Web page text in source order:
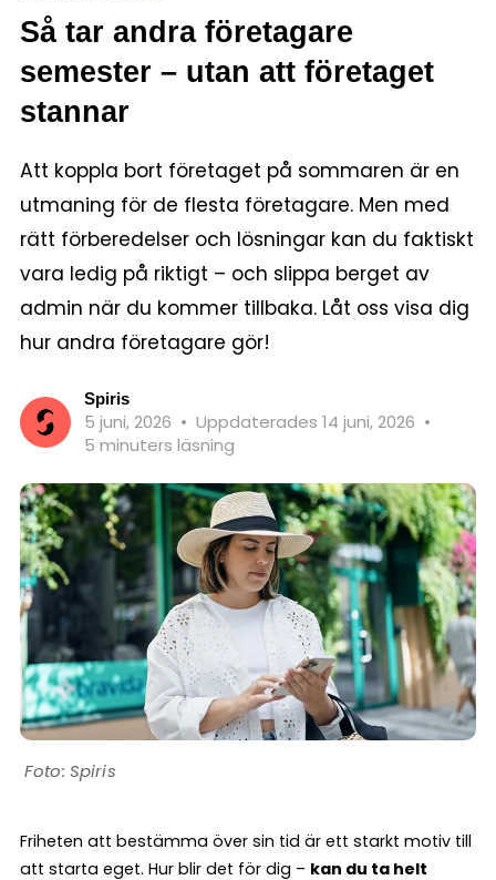
Så tar andra företagare
semester – utan att företaget
stannar
Att koppla bort företaget på sommaren är en
utmaning för de flesta företagare. Men med
rätt förberedelser och lösningar kan du faktiskt
vara ledig på riktigt – och slippa berget av
admin när du kommer tillbaka. Låt oss visa dig
hur andra företagare gör!
Spiris
5 juni, 2026 • Uppdaterades 14 juni, 2026 •
5 minuters läsning
Spiris
Friheten att bestämma över sin tid är ett starkt motiv till
att starta eget. Hur blir det för dig – kan du ta helt